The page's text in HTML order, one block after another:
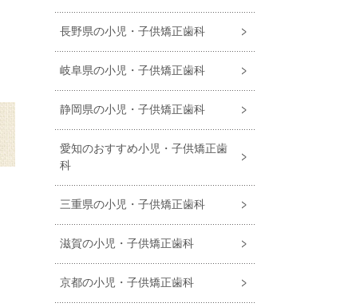
長野県の小児・子供矯正歯科
岐阜県の小児・子供矯正歯科
静岡県の小児・子供矯正歯科
愛知のおすすめ小児・⼦供矯正⻭
科
三重県の小児・子供矯正歯科
滋賀の小児・子供矯正歯科
京都の小児・子供矯正歯科